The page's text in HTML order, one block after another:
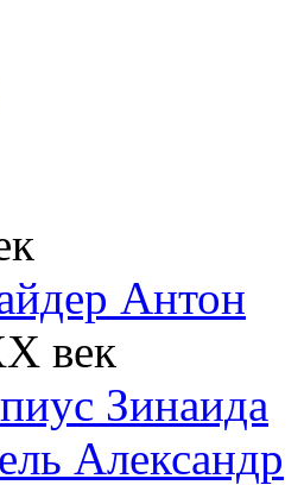
Антон
век
Зинаида
Александр